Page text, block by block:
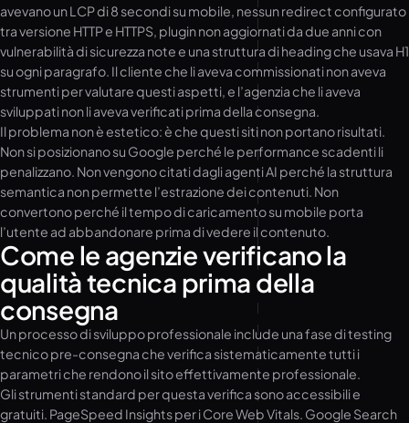
avevano un LCP di 8 secondi su mobile, nessun redirect configurato
tra versione HTTP e HTTPS, plugin non aggiornati da due anni con
vulnerabilità di sicurezza note e una struttura di heading che usava H1
su ogni paragrafo. Il cliente che li aveva commissionati non aveva
strumenti per valutare questi aspetti, e l’agenzia che li aveva
sviluppati non li aveva verificati prima della consegna.
Il problema non è estetico: è che questi siti non portano risultati.
Non si posizionano su Google perché le performance scadenti li
penalizzano. Non vengono citati dagli agenti AI perché la struttura
semantica non permette l’estrazione dei contenuti. Non
convertono perché il tempo di caricamento su mobile porta
l’utente ad abbandonare prima di vedere il contenuto.
Come le agenzie verificano la
qualità tecnica prima della
consegna
Un processo di sviluppo professionale include una fase di testing
tecnico pre-consegna che verifica sistematicamente tutti i
parametri che rendono il sito effettivamente professionale.
Gli strumenti standard per questa verifica sono accessibili e
gratuiti. PageSpeed Insights per iCore Web Vitals. Google Search